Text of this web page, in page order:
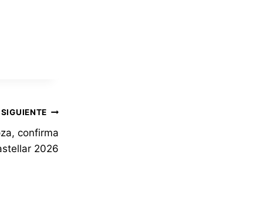
SIGUIENTE
confirma
2026